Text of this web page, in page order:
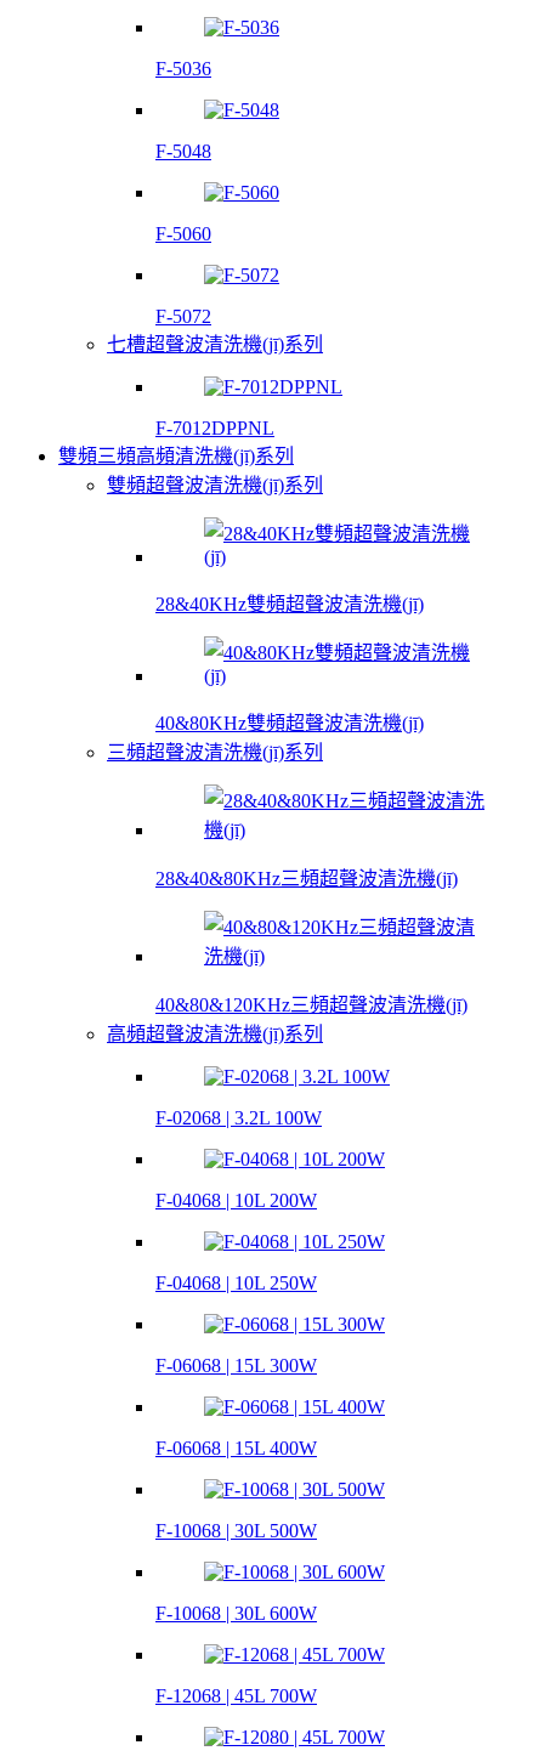
F-5036
F-5048
F-5060
F-5072
七槽超聲波清洗機(jī)系列
F-7012DPPNL
雙頻三頻高頻清洗機(jī)系列
雙頻超聲波清洗機(jī)系列
28&40KHz雙頻超聲波清洗機(jī)
40&80KHz雙頻超聲波清洗機(jī)
三頻超聲波清洗機(jī)系列
28&40&80KHz三頻超聲波清洗機(jī)
40&80&120KHz三頻超聲波清洗機(jī)
高頻超聲波清洗機(jī)系列
F-02068 | 3.2L 100W
F-04068 | 10L 200W
F-04068 | 10L 250W
F-06068 | 15L 300W
F-06068 | 15L 400W
F-10068 | 30L 500W
F-10068 | 30L 600W
F-12068 | 45L 700W